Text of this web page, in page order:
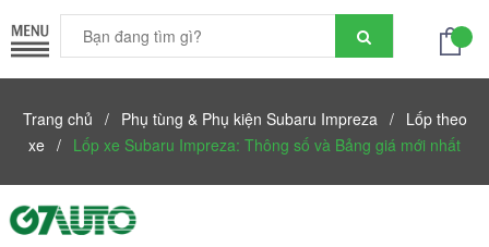
Trang chủ / Phụ tùng & Phụ kiện Subaru Impreza / Lốp theo
xe / Lốp xe Subaru Impreza: Thông số và Bảng giá mới nhất